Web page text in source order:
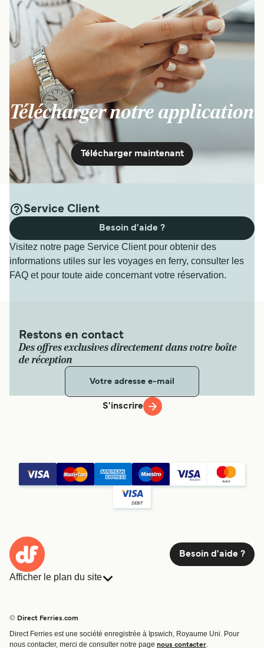
Télécharger notre application
Télécharger maintenant
Service Client
Visitez notre page Service Client pour obtenir des
informations utiles sur les voyages en ferry, consulter les
FAQ et pour toute aide concernant votre réservation.
Besoin d'aide ?
Restons en contact
Des offres exclusives directement dans votre boîte
de réception
S'inscrire
Besoin d'aide ?
Afficher le plan du site
Traversées et ports
© Direct Ferries.com
Direct Ferries est une société enregistrée à Ipswich, Royaume Uni. Pour
nous contacter, merci de consulter notre page nous contacter.